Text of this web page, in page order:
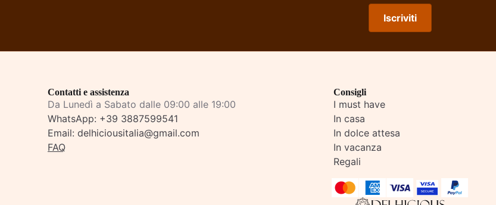
Iscriviti
Contatti e assistenza
Da Lunedì a Sabato dalle 09:00 alle 19:00
WhatsApp: +39 3887599541
Email: delhiciousitalia@gmail.com
FAQ
Consigli
I must have
In casa
In dolce attesa
In vacanza
Regali